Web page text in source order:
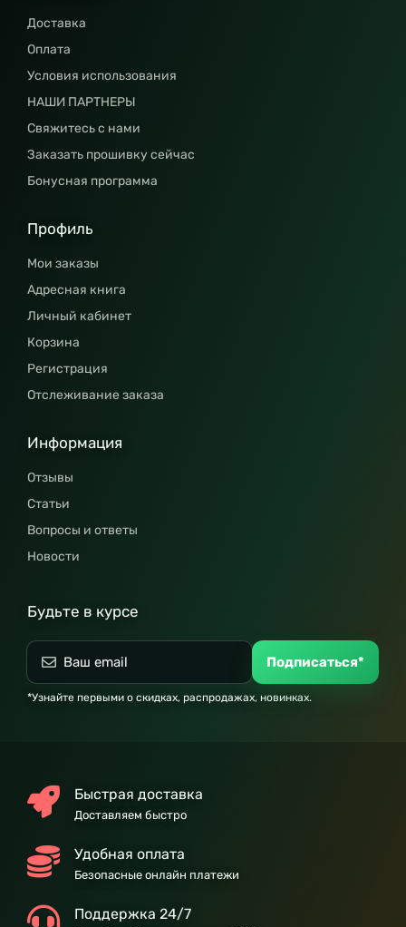
Доставка
Оплата
Условия использования
НАШИ ПАРТНЕРЫ
Свяжитесь с нами
Заказать прошивку сейчас
Бонусная программа
Профиль
Мои заказы
Адресная книга
Личный кабинет
Корзина
Регистрация
Отслеживание заказа
Информация
Отзывы
Статьи
Вопросы и ответы
Новости
Будьте в курсе
Подписаться*
*Узнайте первыми о скидках, распродажах, новинках.
Быстрая доставка
Доставляем быстро
Удобная оплата
Безопасные онлайн платежи
Поддержка 24/7